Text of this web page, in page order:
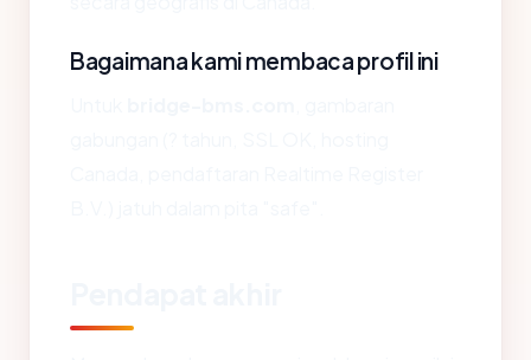
Bagaimana kami membaca profil ini